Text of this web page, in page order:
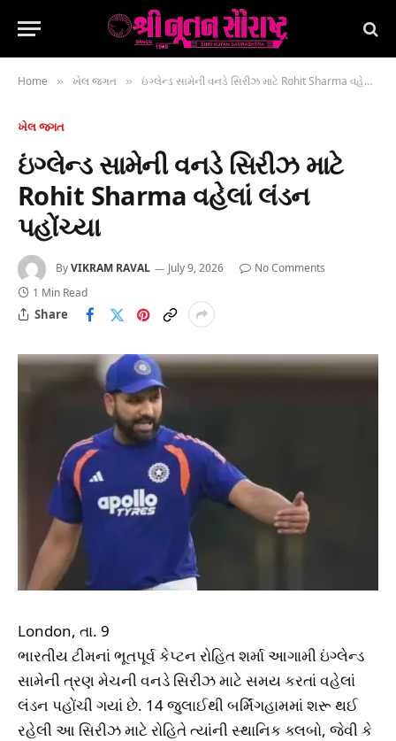
Home » ખેલ જગત » ઇંગ્લેન્ડ સામેની વનડે સિરીઝ માટે Rohit Sharma વહેલાં લંડન પહોંચ્યા
ખેલ જગત
ઇંગ્લેન્ડ સામેની વનડે સિરીઝ માટે
Rohit Sharma વહેલાં લંડન
પહોંચ્યા
ByVIKRAM RAVAL July 9, 2026
No Comments
1 Min Read
Share
London, તા. 9
ભારતીય ટીમનાં ભૂતપૂર્વ કેપ્ટન રોહિત શર્મા આગામી ઇંગ્લેન્ડ
સામેની ત્રણ મેચની વનડે સિરીઝ માટે સમય કરતાં વહેલાં
લંડન પહોંચી ગયાં છે. 14 જુલાઈથી બર્મિંગહામમાં શરૂ થઈ
રહેલી આ સિરીઝ માટે રોહિતે ત્યાંની સ્થાનિક ક્લબો, જેવી કે